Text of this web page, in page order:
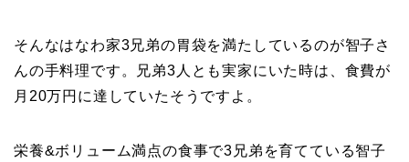
そんなはなわ家3兄弟の胃袋を満たしているのが智子さ
んの手料理です。兄弟3人とも実家にいた時は、食費が
月20万円に達していたそうですよ。
栄養&ボリューム満点の食事で3兄弟を育てている智子